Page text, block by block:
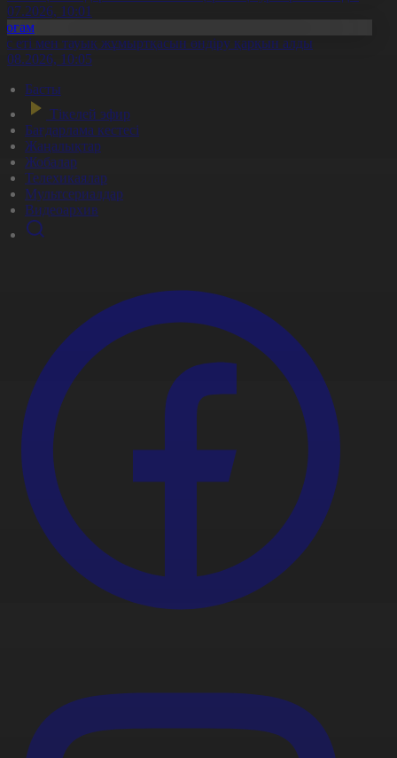
10:01
еті мен тауық жұмыртқасын өндіру қарқын алды
10:05
Басты
Тікелей эфир
Бағдарлама кестесі
Жаңалықтар
Жобалар
Телехикаялар
Мультсериалдар
Видеоархив